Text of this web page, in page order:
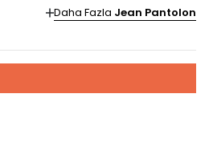
Daha Fazla Jean Pantolon